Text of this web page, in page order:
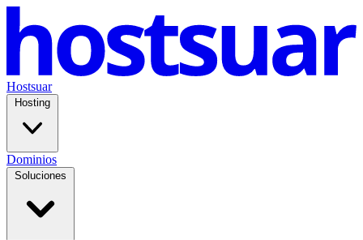
Hostsuar
Hosting
Dominios
Soluciones